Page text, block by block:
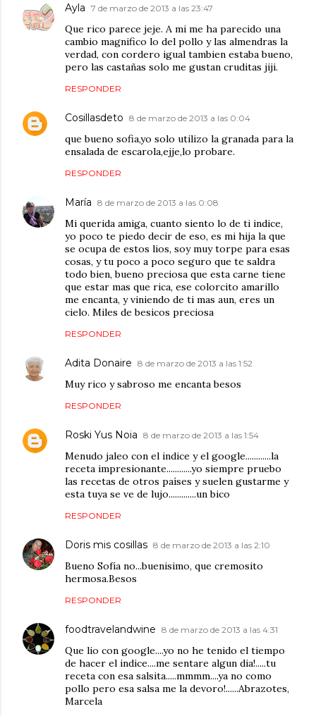
Ayla 7 de marzo de 2013 a las 23:47
Que rico parece jeje. A mi me ha parecido una
cambio magnifico lo del pollo y las almendras la
verdad, con cordero igual tambien estaba bueno,
pero las castañas solo me gustan cruditas jiji.
RESPONDER
Cosillasdeto 8 de marzo de 2013 a las 0:04
que bueno sofia,yo solo utilizo la granada para la
ensalada de escarola,ejje,lo probare.
RESPONDER
María 8 de marzo de 2013 a las 0:08
Mi querida amiga, cuanto siento lo de ti indice,
yo poco te piedo decir de eso, es mi hija la que
se ocupa de estos lios, soy muy torpe para esas
cosas, y tu poco a poco seguro que te saldra
todo bien, bueno preciosa que esta carne tiene
que estar mas que rica, ese colorcito amarillo
me encanta, y viniendo de ti mas aun, eres un
cielo. Miles de besicos preciosa
RESPONDER
Adita Donaire 8 de marzo de 2013 a las 1:52
Muy rico y sabroso me encanta besos
RESPONDER
Roski Yus Noia 8 de marzo de 2013 a las 1:54
Menudo jaleo con el indice y el google............la
receta impresionante............yo siempre pruebo
las recetas de otros países y suelen gustarme y
esta tuya se ve de lujo.............un bico
RESPONDER
Doris mis cosillas 8 de marzo de 2013 a las 2:10
Bueno Sofía no...buenisimo, que cremosito
hermosa.Besos
RESPONDER
foodtravelandwine 8 de marzo de 2013 a las 4:31
Que lio con google....yo no he tenido el tiempo
de hacer el indice....me sentare algun dia!.....tu
receta con esa salsita.....mmmm....ya no como
pollo pero esa salsa me la devoro!......Abrazotes,
Marcela